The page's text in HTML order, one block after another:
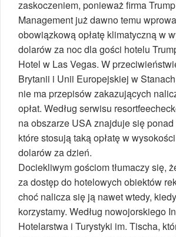
zaskoczeniem, ponieważ firma
Management już dawno temu
obowiązkową opłatę klimatyczną w
dolarów za noc dla gości hotelu
Hotel w Las Vegas. W
Brytanii i Unii Europejskiej w
nie ma przepisów zakazujących
opłat. Według serwisu
na obszarze USA znajduje się
które stosują taką opłatę w
dolarów za dzień.
Dociekliwym gościom tłumaczy się,
za dostęp do hotelowych obiektów
choć nalicza się ją nawet wtedy,
korzystamy. Według nowojorskiego
Hotelarstwa i Turystyki im. Tischa,